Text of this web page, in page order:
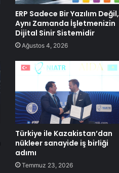
ERP Sadece Bir Yazılım Değil,
Aynı Zamanda İşletmenizin
Dijital Sinir Sistemidir
Ağustos 4, 2026
Türkiye ile Kazakistan’dan
nükleer sanayide iş birliği
adımı
Temmuz 23, 2026